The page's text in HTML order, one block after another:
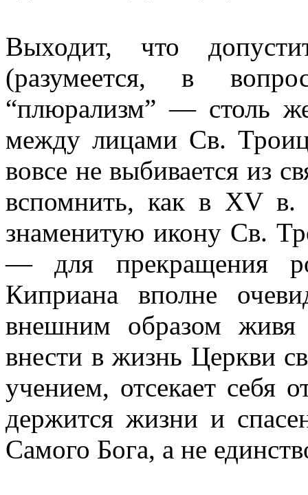
Выходит, что
(разумеется, в
“плюрализм” — столь
между лицами Св.
вовсе не выбивается из
вспомнить, как в XV в.
знаменитую икону Св.
— для прекращения
Киприана вполне
внешним образом
внести в жизнь Церкви
учением, отсекает себя
держится жизни и
Самого Бога, а не